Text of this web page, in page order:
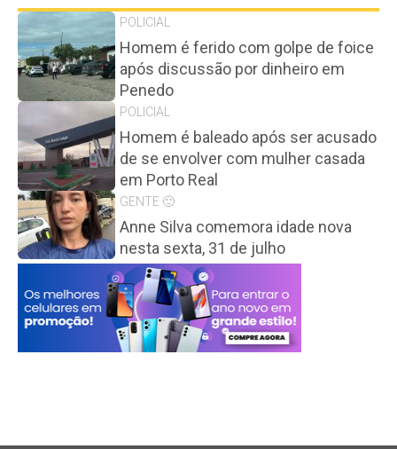
POLICIAL
Homem é ferido com golpe de foice
após discussão por dinheiro em
Penedo
POLICIAL
Homem é baleado após ser acusado
de se envolver com mulher casada
em Porto Real
GENTE 🙂
Anne Silva comemora idade nova
nesta sexta, 31 de julho